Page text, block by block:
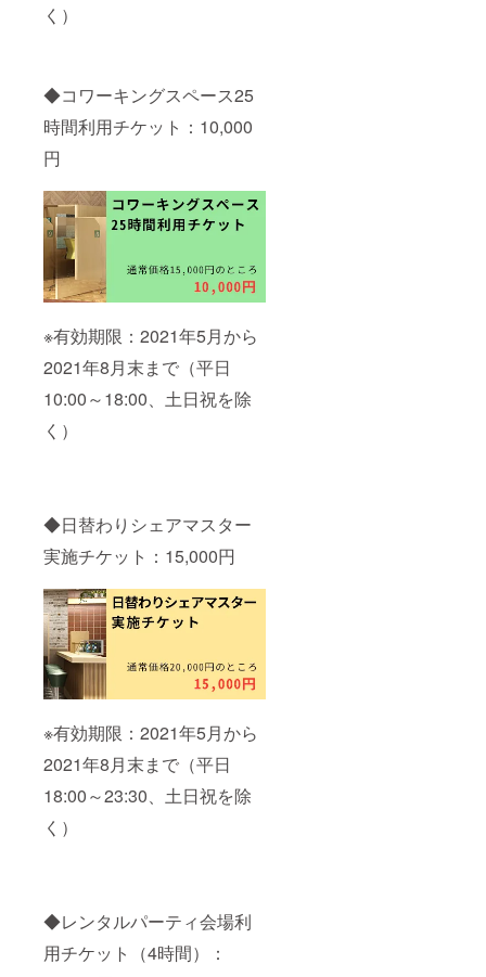
く）
◆コワーキングスペース25
時間利用チケット：10,000
円
※有効期限：2021年5月から
2021年8月末まで（平日
10:00～18:00、土日祝を除
く）
◆日替わりシェアマスター
実施チケット：15,000円
※有効期限：2021年5月から
2021年8月末まで（平日
18:00～23:30、土日祝を除
く）
◆レンタルパーティ会場利
用チケット（4時間）：